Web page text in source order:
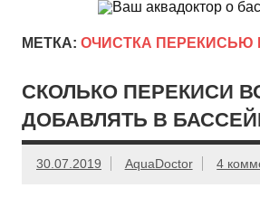
МЕТКА: ОЧИСТКА ПЕРЕКИСЬЮ
СКОЛЬКО ПЕРЕКИСИ
ДОБАВЛЯТЬ В
30.07.2019 AquaDoctor 4